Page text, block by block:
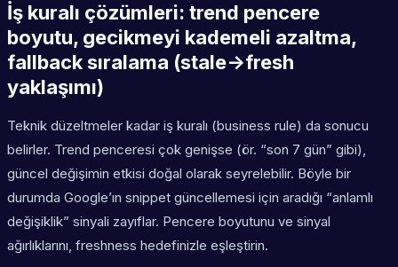
İş kuralı çözümleri: trend pencere
boyutu, gecikmeyi kademeli azaltma,
fallback sıralama (stale->fresh
yaklaşımı)
Teknik düzeltmeler kadar iş kuralı (business rule) da sonucu
belirler. Trend penceresi çok genişse (ör. “son 7 gün” gibi),
güncel değişimin etkisi doğal olarak seyrelebilir. Böyle bir
durumda Google’ın snippet güncellemesi için aradığı “anlamlı
değişiklik” sinyali zayıflar. Pencere boyutunu ve sinyal
ağırlıklarını, freshness hedefinizle eşleştirin.